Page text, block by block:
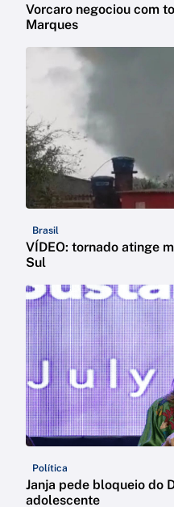
Vorcaro negociou com
Marques
Brasil
VÍDEO: tornado atinge
Sul
Política
Janja pede bloqueio do
adolescente